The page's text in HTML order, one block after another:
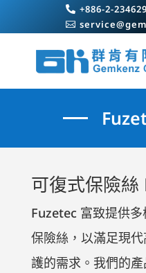
 +886-2-

可復式保險絲
Fuzetec 富致提供多
保險絲，以滿足現
護的需求。我們的